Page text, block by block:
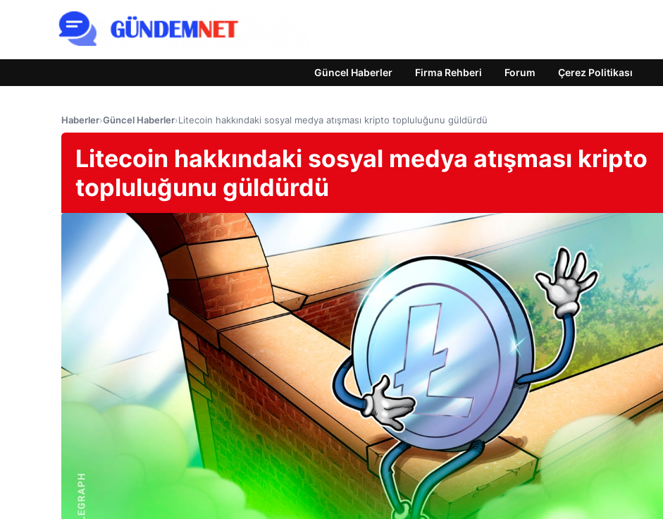
Güncel Haberler Firma Rehberi Forum Çerez Politikası
Haberler›Güncel Haberler›Litecoin hakkındaki sosyal medya atışması kripto topluluğunu güldürdü
Litecoin hakkındaki sosyal medya atışması kripto
topluluğunu güldürdü